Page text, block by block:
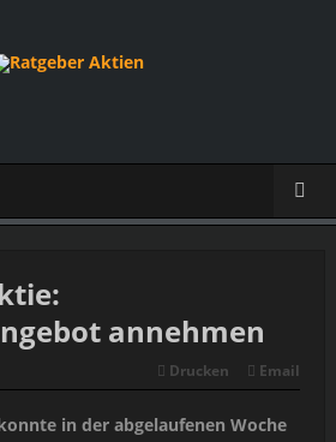
annehmen
Drucken Email
in der abgelaufenen Woche